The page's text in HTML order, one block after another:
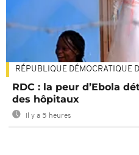
RÉPUBLIQUE DÉMOCRATIQUE
RDC : la peur d’Ebola
des hôpitaux
Il y a 5 heures